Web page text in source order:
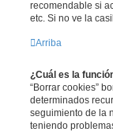
recomendable si
etc. Si no ve la
Arriba
¿Cuál es la
“Borrar cookies”
determinados
seguimiento de la
teniendo